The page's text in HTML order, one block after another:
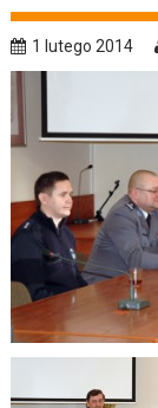
1 lutego 2014